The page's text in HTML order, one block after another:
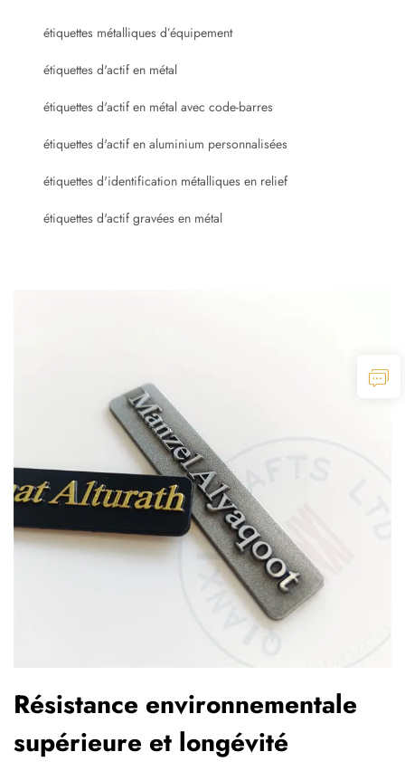
étiquettes métalliques d’équipement
étiquettes d'actif en métal
étiquettes d'actif en métal avec code-barres
étiquettes d'actif en aluminium personnalisées
étiquettes d'identification métalliques en relief
étiquettes d'actif gravées en métal
Résistance environnementale
supérieure et longévité